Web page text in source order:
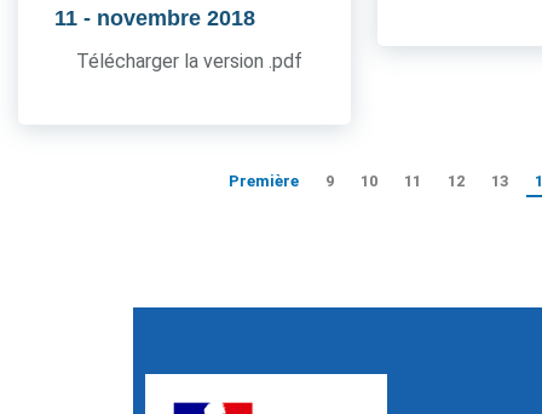
11 - novembre 2018
Télécharger la version .pdf
Première 9 10 11 12 13